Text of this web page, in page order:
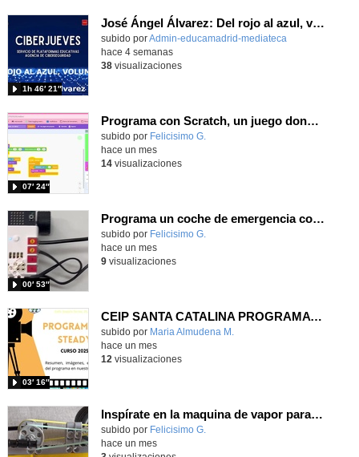
José Ángel Álvarez: Del rojo al azul, volumen III
subido porAdmin-educamadrid-mediateca
1h 46′ 21″
hace 4 semanas
38visualizaciones
Programa con Scratch, un juego donde tu personaje se mueva por un campo de minas usando el sonido para evitarlas
Contenido educativo.
subido por Felicisimo G.
07′ 24″
hace un mes
14visualizaciones
Programa un coche de emergencia con MakeCode y constrúyelo con Nezha
Contenido educativo.
subido por Felicisimo G.
00′ 53″
hace un mes
9visualizaciones
CEIP SANTA CATALINA PROGRAMA READY, STEADY, GO! 2025-26
Contenido educativo.
subido por Maria Almudena M.
03′ 16″
hace un mes
12 visualizaciones
Inspírate en la maquina de vapor para construir con Nezha una mecanismo que transforma movimiento circular en lineal
Contenido educativo.
subido por Felicisimo G.
hace un mes